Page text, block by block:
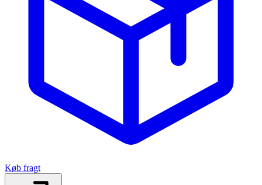
Køb fragt